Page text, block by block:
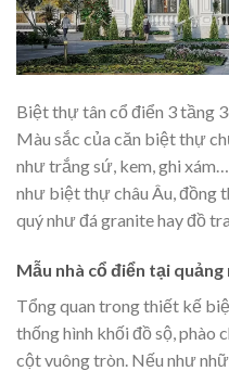
Biệt thự tân cổ điển 3 tầng
Màu sắc của căn biệt thự
như trắng sứ, kem, ghi
như biệt thự châu Âu, đồng
quý như đá granite hay đồ
Mẫu nhà cổ điển tại quảng
Tổng quan trong thiết kế
thống hình khối đồ sộ, phào
cột vuông tròn. Nếu như